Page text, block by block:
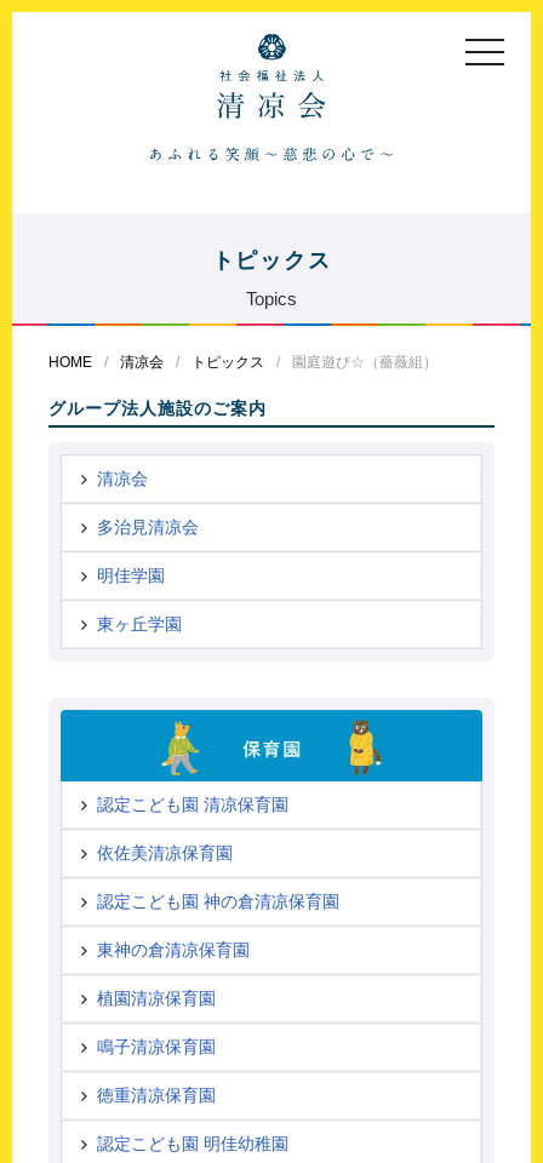
toggle
トピックス
Topics
HOME 清凉会 トピックス 園庭遊び☆（薔薇組）
グループ法人施設のご案内
清凉会
多治見清凉会
明佳学園
東ヶ丘学園
認定こども園 清凉保育園
依佐美清凉保育園
認定こども園 神の倉清凉保育園
東神の倉清凉保育園
植園清凉保育園
鳴子清凉保育園
徳重清凉保育園
認定こども園 明佳幼稚園